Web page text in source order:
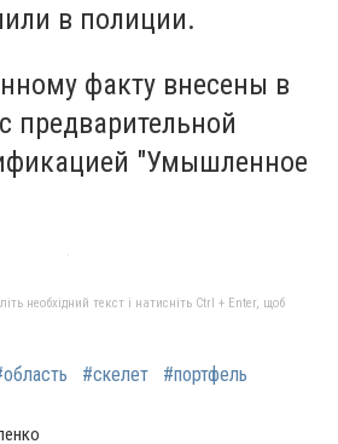
в полиции.
факту внесены в
предварительной
"Умышленное
необхідний текст і натисніть Ctrl + Enter, щоб
#скелет #портфель